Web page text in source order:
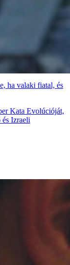
ha valaki fiatal, és
Kata Evolúcióját,
és Izraeli